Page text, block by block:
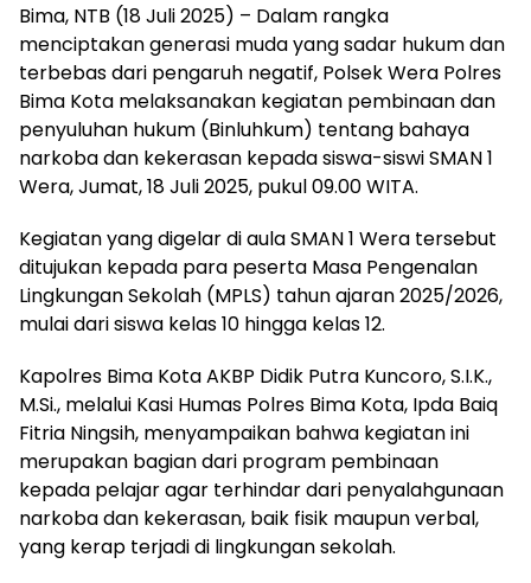
Bima, NTB (18 Juli 2025) – Dalam rangka
menciptakan generasi muda yang sadar hukum dan
terbebas dari pengaruh negatif, Polsek Wera Polres
Bima Kota melaksanakan kegiatan pembinaan dan
penyuluhan hukum (Binluhkum) tentang bahaya
narkoba dan kekerasan kepada siswa-siswi SMAN 1
Wera, Jumat, 18 Juli 2025, pukul 09.00 WITA.
Kegiatan yang digelar di aula SMAN 1 Wera tersebut
ditujukan kepada para peserta Masa Pengenalan
Lingkungan Sekolah (MPLS) tahun ajaran 2025/2026,
mulai dari siswa kelas 10 hingga kelas 12.
Kapolres Bima Kota AKBP Didik Putra Kuncoro, S.I.K.,
M.Si., melalui Kasi Humas Polres Bima Kota, Ipda Baiq
Fitria Ningsih, menyampaikan bahwa kegiatan ini
merupakan bagian dari program pembinaan
kepada pelajar agar terhindar dari penyalahgunaan
narkoba dan kekerasan, baik fisik maupun verbal,
yang kerap terjadi di lingkungan sekolah.